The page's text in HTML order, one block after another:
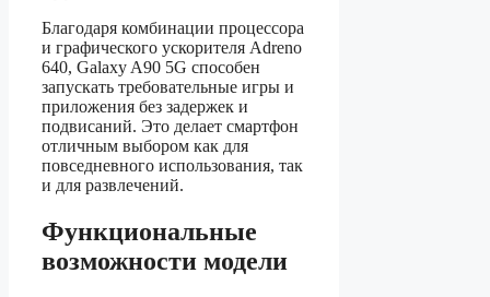
Благодаря комбинации процессора
и графического ускорителя Adreno
640, Galaxy A90 5G способен
запускать требовательные игры и
приложения без задержек и
подвисаний. Это делает смартфон
отличным выбором как для
повседневного использования, так
и для развлечений.
Функциональные
возможности модели